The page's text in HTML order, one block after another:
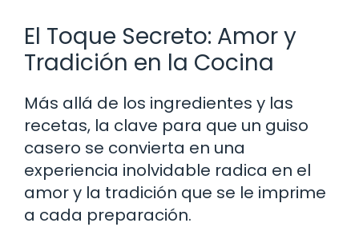
El Toque Secreto: Amor y
Tradición en la Cocina
Más allá de los ingredientes y las
recetas, la clave para que un guiso
casero se convierta en una
experiencia inolvidable radica en el
amor y la tradición que se le imprime
a cada preparación.